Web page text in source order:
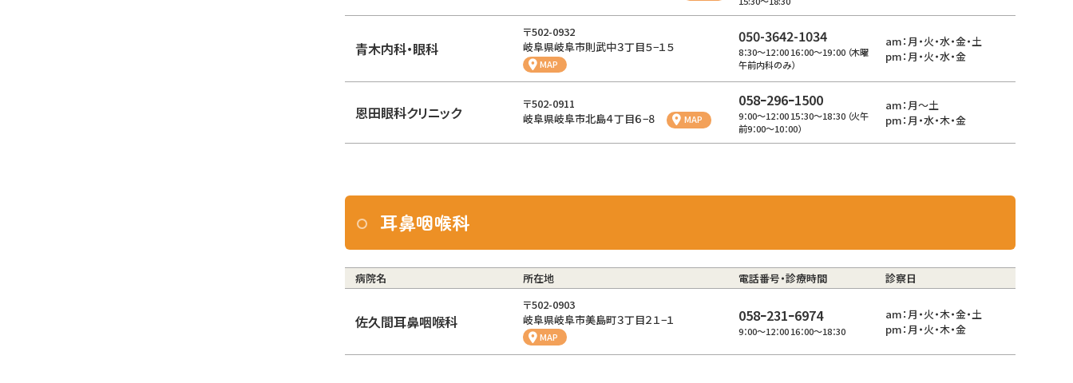
青木内科・眼科
〒502-0932
岐阜県岐阜市則武中３丁目５−１５
MAP
050-3642-1034
8：30～12：00 16：00～19：00 （木曜
午前内科のみ）
am：月・火・水・金・土
pm：月・火・水・金
恩田眼科クリニック
〒502-0911
岐阜県岐阜市北島４丁目６−８
MAP
058ｰ296ｰ1500
9：00～12：00 15：30～18：30 （火午
前9：00～10：00）
am：月～土
pm：月・水・木・金
耳鼻咽喉科
病院名 所在地 電話番号・診療時間 診察日
佐久間耳鼻咽喉科
〒502-0903
岐阜県岐阜市美島町３丁目２１−１
MAP
058ｰ231ｰ6974
9：00～12：00 16：00～18：30
am：月・火・木・金・土
pm：月・火・木・金